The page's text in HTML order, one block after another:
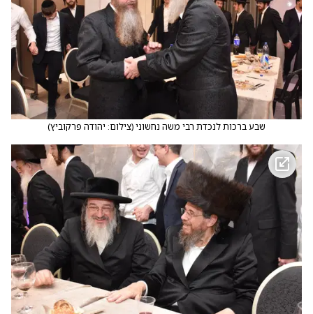
שבע ברכות לנכדת רבי משה נחשוני(צילום: יהודה פרקוביץ)